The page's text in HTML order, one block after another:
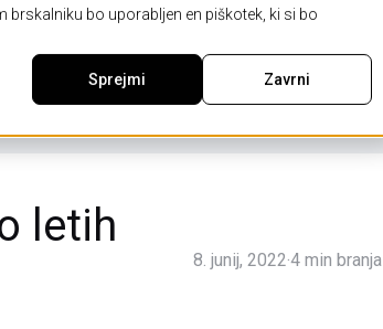
brskalniku bo uporabljen en piškotek, ki si bo
Sprejmi Zavrni
letih
8. junij, 2022.4 min branja